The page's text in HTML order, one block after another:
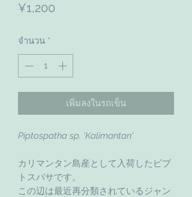
¥1,200
จำนวน *
เพิ่มลงในรถเข็น
Piptospatha sp. 'Kalimantan'
カリマンタン島産として入荷したピプ
トスパサです。
この辺は最近再分類されているジャン